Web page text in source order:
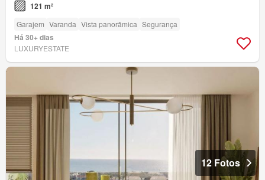
121 m²
Garajem Varanda Vista panorâmica Segurança
Há 30+ dias
LUXURYESTATE
12 Fotos